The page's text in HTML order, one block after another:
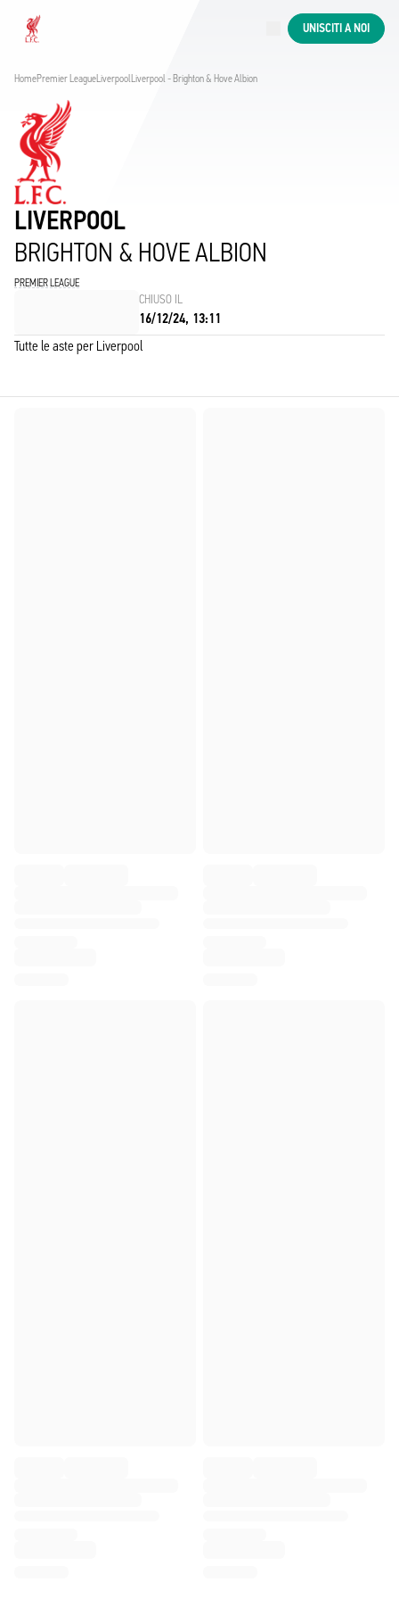
Now live
UNISCITI A NOI
HomePremier LeagueLiverpoolLiverpool - Brighton & Hove Albion
LIVERPOOL
BRIGHTON & HOVE ALBION
PREMIER LEAGUE
CHIUSO IL
16/12/24, 13:11
Tutte le aste per Liverpool